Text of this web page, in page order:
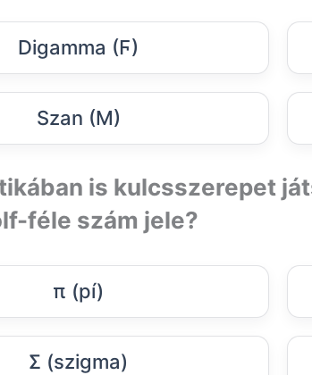
Digamma (Ϝ)
Szan (Ϻ)
is kulcsszerepet
féle szám jele?
π (pí)
Σ (szigma)